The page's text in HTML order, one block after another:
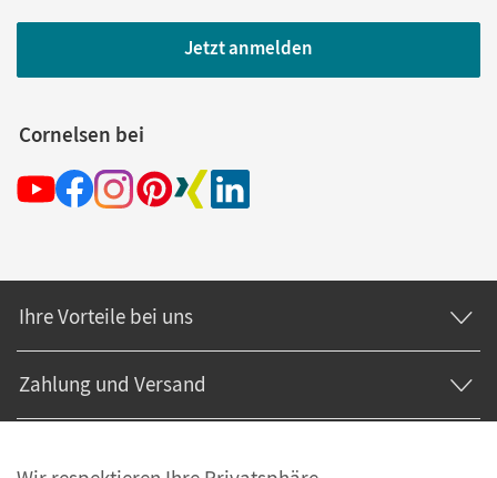
Jetzt anmelden
Cornelsen bei
Ihre Vorteile bei uns
Zahlung und Versand